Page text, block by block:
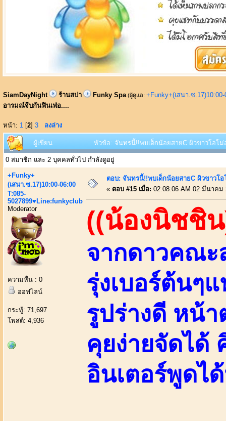
SiamDayNight ร้านสปา Funky Spa (ผู้ดูแล: +Funky+(เสนา.ซ
อารมณ์จีบกันฟินเฟ่อ....
หน้า: 1 [2] 3 ลงล่าง
ผู้เขียน หัวข้อ: จันทรนี้!!พบเด็กน้อยสายC ผิวขาวโอโ
0 สมาชิก และ 2 บุคคลทั่วไป กำลังดูอยู่
+Funky+
(เสนา.ซ.17)10:00-06:00
T:085-
5027899♥Line:funkyclub
Moderator
ความหื่น : 0
ออฟไลน์
กระทู้: 71,697
โพสต์: 4,936
ตอบ: จันทรนี้!!พบเด็กน้อยสายC ผิวขาวโ
« ตอบ #15 เมื่อ: 02:08:06 AM 02 มีนาคม
((น้องนิชชิ
จากดาวคณ
รุ่งเบอร์ต้นๆ
รูปร่างดี หน้
คุยง่ายจัดได้
อินเตอร์พูดไ